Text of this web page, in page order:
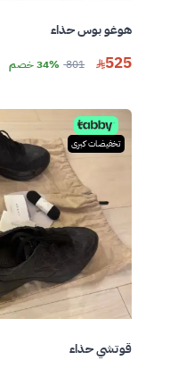
هوغو بوس حذاء
525
801 34% خصم
تخفيضات كبرى
قوتشي حذاء